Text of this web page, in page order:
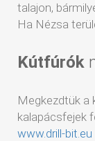
talajon,
Ha Nézsa
Kútfúrók
Megkezdtük a
kalapácsfejek
www.drill-bit.eu